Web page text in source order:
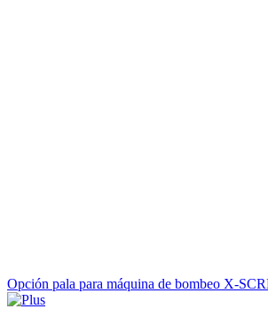
Opción pala para máquina de bombeo X-